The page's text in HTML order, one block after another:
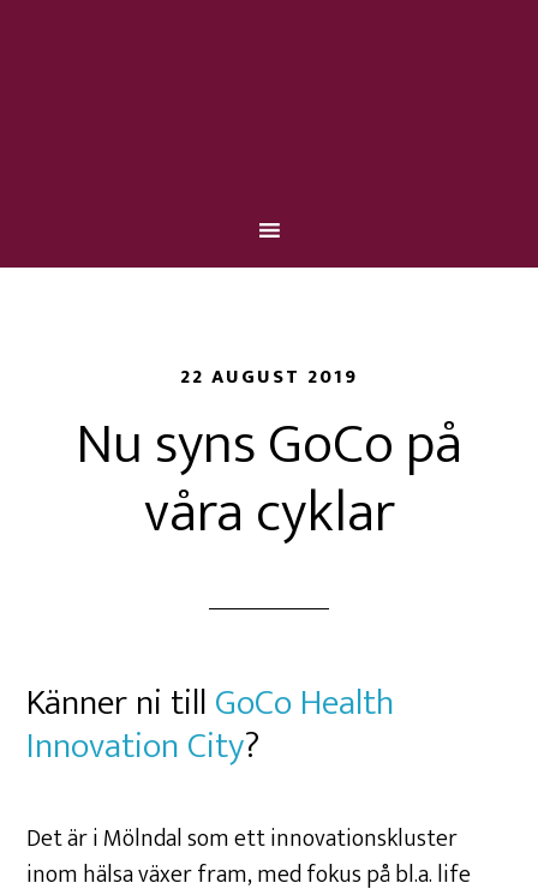
22 AUGUST 2019
Nu syns GoCo på
våra cyklar
Känner ni tillGoCo Health
Innovation City?
Det är i Mölndal som ett innovationskluster
inom hälsa växer fram, med fokus på bl.a. life